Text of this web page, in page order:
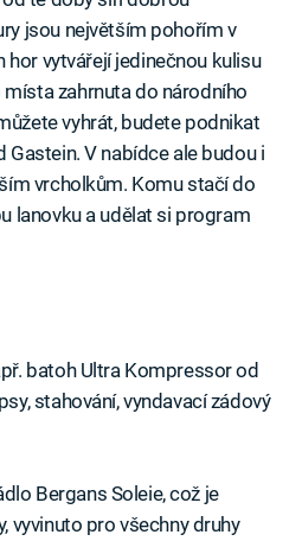
jsou největším pohořím v
vytvářejí jedinečnou kulisu
zahrnuta do národního
vyhrát, budete podnikat
V nabídce ale budou i
vrcholkům. Komu stačí do
lanovku a udělat si program
batoh Ultra Kompressor od
stahování, vyndavací zádový
Bergans Soleie, což je
vyvinuto pro všechny druhy